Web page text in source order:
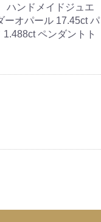
ハンドメイドジュエ
ーオパール 17.45ct パ
ペンダントト